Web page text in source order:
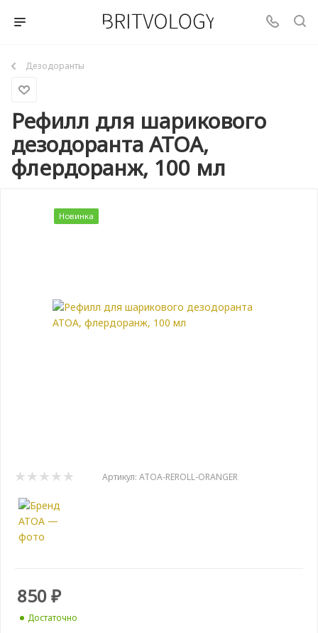
Дезодоранты
Рефилл для шарикового
дезодоранта ATOA,
флeрдоранж, 100 мл
Новинка
Артикул: ATOA-REROLL-ORANGER
850₽
Достаточно